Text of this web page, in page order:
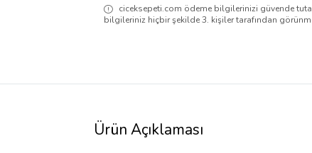
ciceksepeti.com ödeme bilgilerinizi güvende
bilgileriniz hiçbir şekilde 3. kişiler tarafından
Ürün Açıklaması